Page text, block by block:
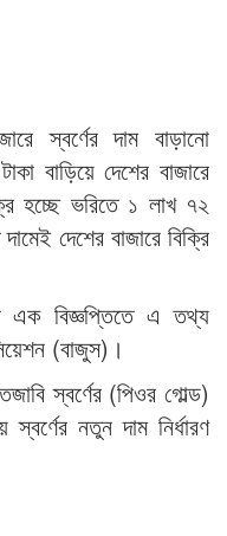
স্বর্ণের দাম বাড়ানো
বাড়িয়ে দেশের বাজারে
হচ্ছে ভরিতে ১ লাখ ৭২
দেশের বাজারে বিক্রি
এক বিজ্ঞপ্তিতে এ তথ্য
(বাজুস)।
স্বর্ণের (পিওর গোল্ড)
স্বর্ণের নতুন দাম নির্ধারণ